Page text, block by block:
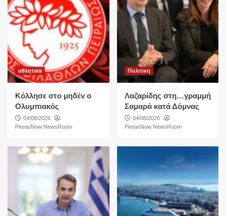
αθλητικα
Κόλλησε στο μηδέν ο
Ολυμπιακός
04/08/2026
PireasNow NewsRoom
Πολιτικη
Λαζαρίδης στη…γραμμή
Σαμαρά κατά Δόμνας
04/08/2026
PireasNow NewsRoom